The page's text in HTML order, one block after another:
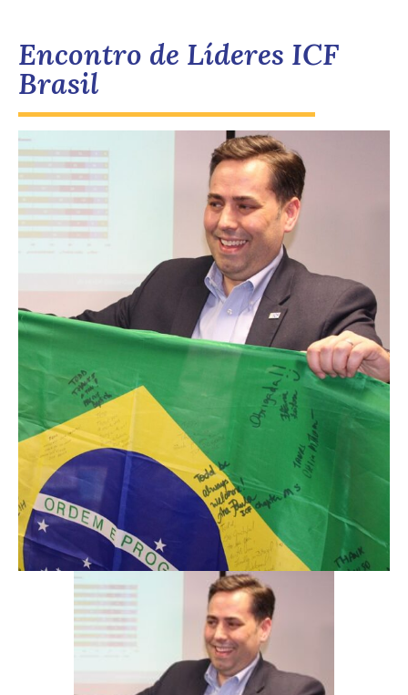
Encontro de Líderes ICF
Brasil